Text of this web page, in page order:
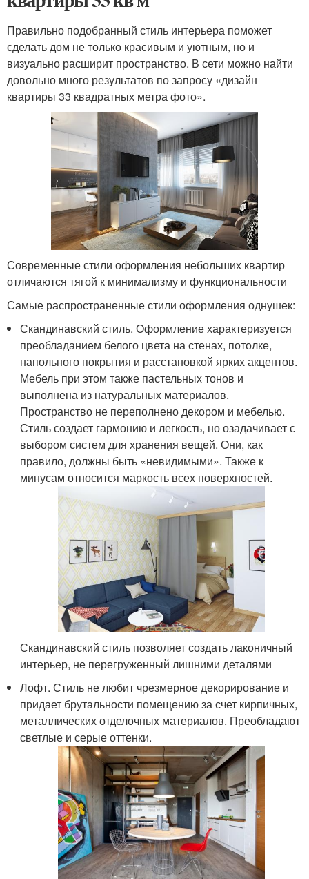
Правильно подобранный стиль интерьера поможет
сделать дом не только красивым и уютным, но и
визуально расширит пространство. В сети можно найти
довольно много результатов по запросу «дизайн
квартиры 33 квадратных метра фото».
Современные стили оформления небольших квартир
отличаются тягой к минимализму и функциональности
Самые распространенные стили оформления однушек:
Скандинавский стиль. Оформление характеризуется
преобладанием белого цвета на стенах, потолке,
напольного покрытия и расстановкой ярких акцентов.
Мебель при этом также пастельных тонов и
выполнена из натуральных материалов.
Пространство не переполнено декором и мебелью.
Стиль создает гармонию и легкость, но озадачивает с
выбором систем для хранения вещей. Они, как
правило, должны быть «невидимыми». Также к
минусам относится маркость всех поверхностей.
Скандинавский стиль позволяет создать лаконичный
интерьер, не перегруженный лишними деталями
Лофт. Стиль не любит чрезмерное декорирование и
придает брутальности помещению за счет кирпичных,
металлических отделочных материалов. Преобладают
светлые и серые оттенки.